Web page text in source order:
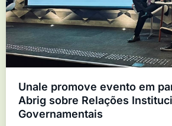
Unale promove evento em
Abrig sobre Relações
Governamentais